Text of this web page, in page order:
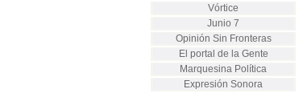
Vórtice
Junio 7
Opinión Sin Fronteras
El portal de la Gente
Marquesina Política
Expresión Sonora